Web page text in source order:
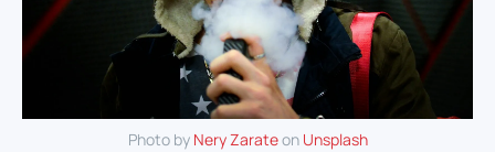
Photo by Nery Zarateon Unsplash